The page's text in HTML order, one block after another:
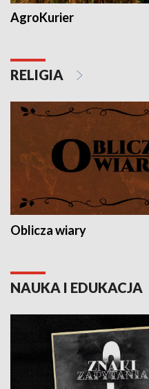
AgroKurier
RELIGIA
Oblicza wiary
NAUKA I EDUKACJA